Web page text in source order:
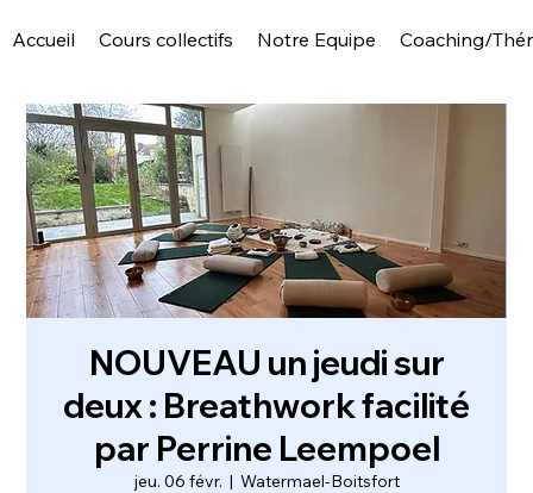
Accueil Cours collectifs Notre Equipe Coaching/
NOUVEAU un jeudi sur
deux : Breathwork facilité
par Perrine Leempoel
jeu. 06 févr.
  |
Watermael-Boitsfort